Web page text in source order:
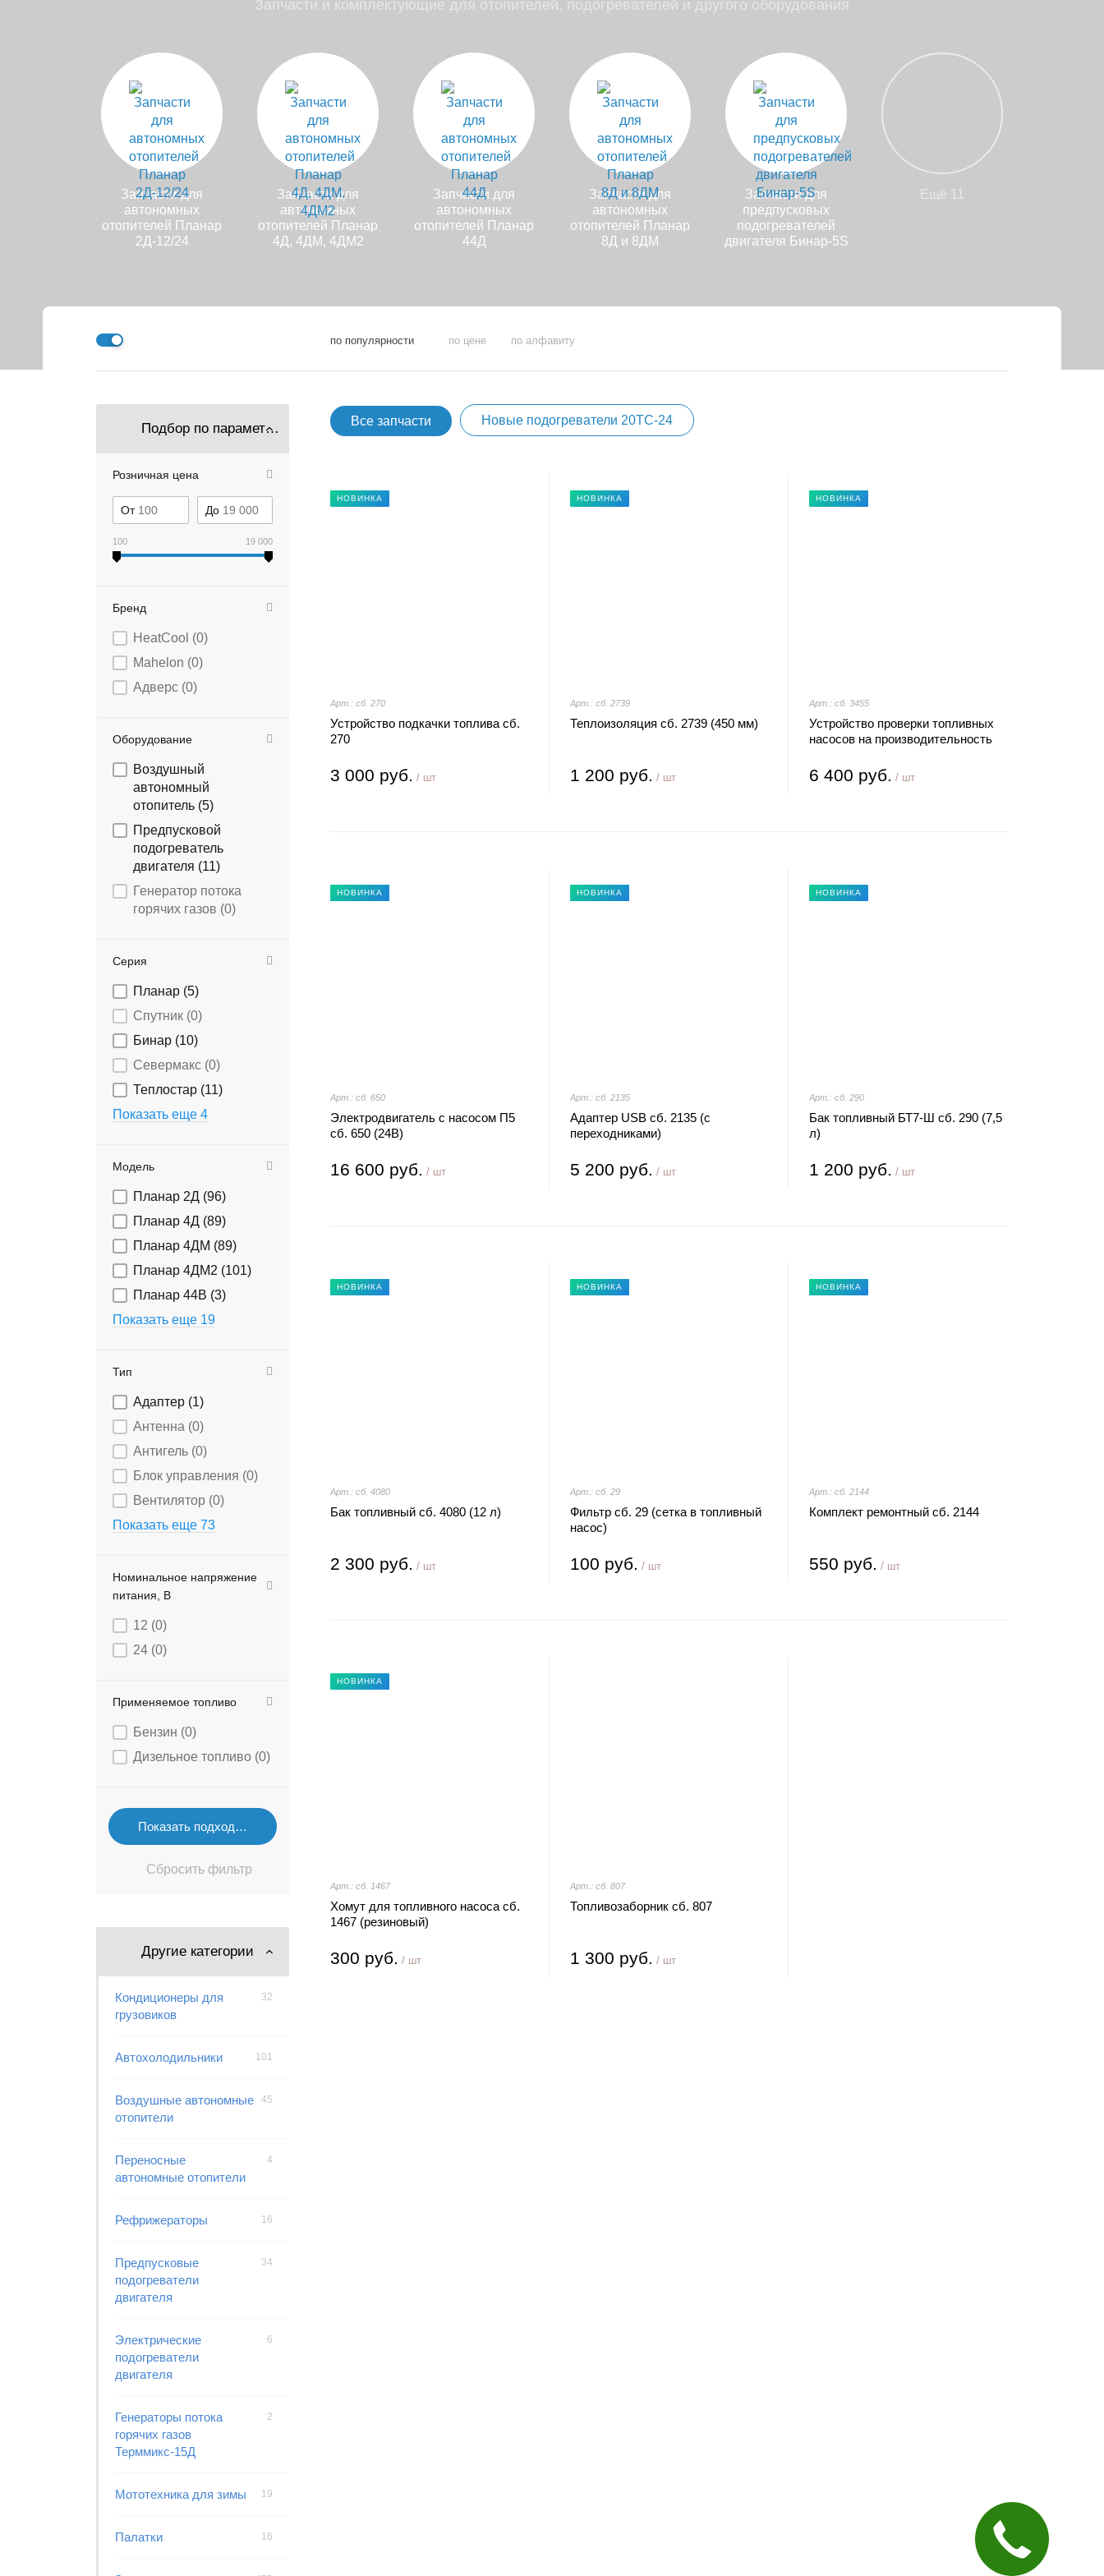
Запчасти и комплектующие для отопителей, подогревателей и другого оборудования
Запчасти для
автономных
отопителей Планар
2Д-12/24
Запчасти для
автономных
отопителей Планар
4Д, 4ДМ, 4ДМ2
Запчасти для
автономных
отопителей Планар
44Д
Запчасти для
автономных
отопителей Планар
8Д и 8ДМ
Запчасти для
предпусковых
подогревателей
двигателя Бинар-5S
Ещё 11
по популярности по цене по алфавиту
Подбор по параметрам
Розничная цена
От До
100 19 000
Бренд
HeatCool (0)
Mahelon (0)
Адверс (0)
Оборудование
Воздушный
автономный
отопитель (5)
Предпусковой
подогреватель
двигателя (11)
Генератор потока
горячих газов (0)
Серия
Планар (5)
Спутник (0)
Бинар (10)
Севермакс (0)
Теплостар (11)
Показать еще 4
Модель
Планар 2Д (96)
Планар 4Д (89)
Планар 4ДМ (89)
Планар 4ДМ2 (101)
Планар 44В (3)
Показать еще 19
Тип
Адаптер (1)
Антенна (0)
Антигель (0)
Блок управления (0)
Вентилятор (0)
Показать еще 73
Номинальное напряжение
питания, В
12 (0)
24 (0)
Применяемое топливо
Бензин (0)
Дизельное топливо (0)
Другие категории
Кондиционеры для
грузовиков
32
Автохолодильники 101
Воздушные автономные
отопители
45
Переносные
автономные отопители
4
Рефрижераторы 16
Предпусковые
подогреватели
двигателя
34
Электрические
подогреватели
двигателя
6
Генераторы потока
горячих газов
Терммикс-15Д
2
Мототехника для зимы 19
Палатки 16
Все запчасти Новые подогреватели 20ТС-24
НОВИНКА
Арт.: сб. 270
Устройство подкачки топлива сб.
270
3 000 руб. / шт
НОВИНКА
Арт.: сб. 2739
Теплоизоляция сб. 2739 (450 мм)
1 200 руб. / шт
НОВИНКА
Арт.: сб. 3455
Устройство проверки топливных
насосов на производительность
6 400 руб. / шт
НОВИНКА
Арт.: сб. 650
Электродвигатель с насосом П5
сб. 650 (24В)
16 600 руб. / шт
НОВИНКА
Арт.: сб. 2135
Адаптер USB сб. 2135 (с
переходниками)
5 200 руб. / шт
НОВИНКА
Арт.: сб. 290
Бак топливный БТ7-Ш сб. 290 (7,5
л)
1 200 руб. / шт
НОВИНКА
Арт.: сб. 4080
Бак топливный сб. 4080 (12 л)
2 300 руб. / шт
НОВИНКА
Арт.: сб. 29
Фильтр сб. 29 (сетка в топливный
насос)
100 руб. / шт
НОВИНКА
Арт.: сб. 2144
Комплект ремонтный сб. 2144
550 руб. / шт
НОВИНКА
Арт.: сб. 1467
Хомут для топливного насоса сб.
1467 (резиновый)
300 руб. / шт
Арт.: сб. 807
Топливозаборник сб. 807
1 300 руб. / шт